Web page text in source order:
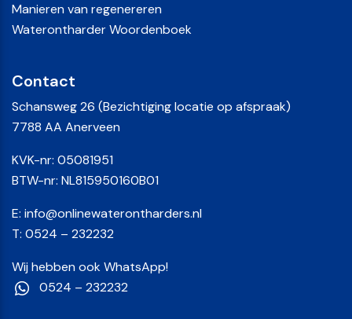
Manieren van regenereren
Waterontharder Woordenboek
Contact
Schansweg 26 (Bezichtiging locatie op afspraak)
7788 AA Anerveen
KVK-nr: 05081951
BTW-nr: NL815950160B01
E: info@onlinewaterontharders.nl
T: 0524 – 232232
Wij hebben ook WhatsApp!
0524 – 232232